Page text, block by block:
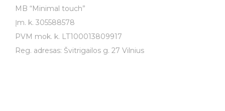
MB “Minimal touch”
Įm. k. 305588578
PVM mok. k. LT100013809917
Reg. adresas: Švitrigailos g. 27 Vilnius